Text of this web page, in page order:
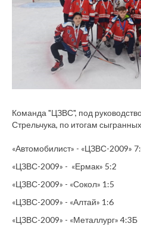
Команда "ЦЗВС", под
Стрельчука, по итогам
«Автомобилист» - «ЦЗВС-2009»
«ЦЗВС-2009» - «Ермак» 5:2
«ЦЗВС-2009» - «Сокол» 1:5
«ЦЗВС-2009» - «Алтай» 1:6
«ЦЗВС-2009» - «Металлург» 4:3Б